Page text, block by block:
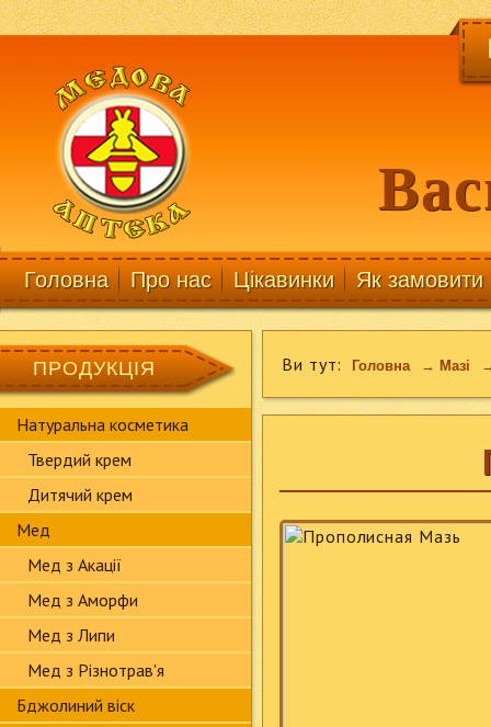
Головна Про нас Цікавинки Як замовити
ПРОДУКЦІЯ
Натуральна косметика
Твердий крем
Дитячий крем
Мед
Мед з Акації
Мед з Аморфи
Мед з Липи
Мед з Різнотрав'я
Бджолиний віск
Ви тут: Головна → Мазі